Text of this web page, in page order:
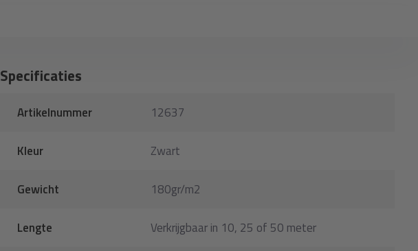
Specificaties
Artikelnummer 12637
Kleur Zwart
Gewicht 180gr/m2
Lengte Verkrijgbaar in 10, 25 of 50 meter